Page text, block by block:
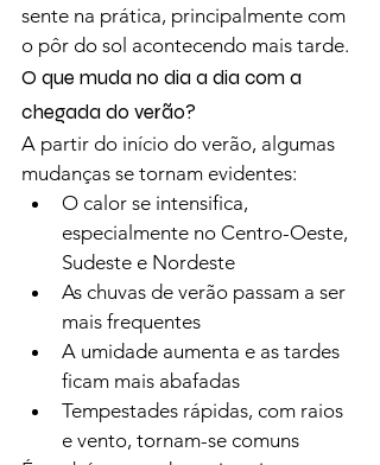
sente na prática, principalmente com
o pôr do sol acontecendo mais tarde.
O que muda no dia a dia com a
chegada do verão?
A partir do início do verão, algumas
mudanças se tornam evidentes:
O calor se intensifica,
especialmente no Centro-Oeste,
Sudeste e Nordeste
As chuvas de verão passam a ser
mais frequentes
A umidade aumenta e as tardes
ficam mais abafadas
Tempestades rápidas, com raios
e vento, tornam-se comuns